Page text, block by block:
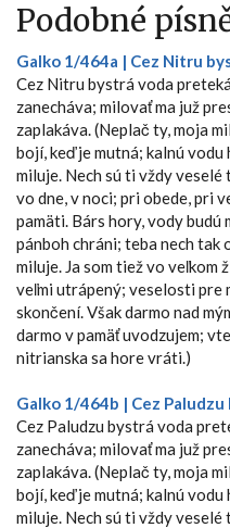
Podobné
Galko 1/464a | Cez Nitru
Cez Nitru bystrá voda
zanecháva; milovať ma juž
zaplakáva. (Neplač ty, moja
bojí, keď je mutná; kalnú
miluje. Nech sú ti vždy
vo dne, v noci; pri obede, pri
pamäti. Bárs hory, vody budú
pánboh chráni; teba nech tak
miluje. Ja som tiež vo veľkom
veľmi utrápený; veselosti pre
skončení. Však darmo nad
darmo v pamäť uvodzujem;
nitrianska sa hore vráti.)
Galko 1/464b | Cez
Cez Paludzu bystrá voda
zanecháva; milovať ma juž
zaplakáva. (Neplač ty, moja
bojí, keď je mutná; kalnú
miluje. Nech sú ti vždy